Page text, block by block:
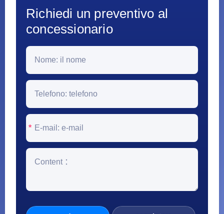
Richiedi un preventivo al
concessionario
*